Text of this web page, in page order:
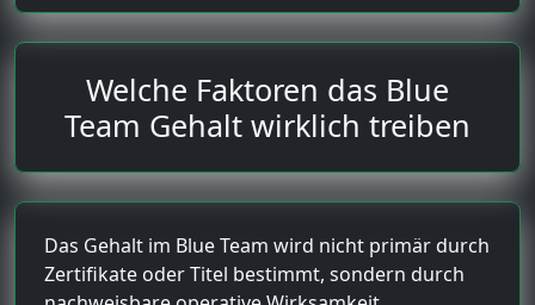
Welche Faktoren das Blue
Team Gehalt wirklich treiben
Das Gehalt im Blue Team wird nicht primär durch
Zertifikate oder Titel bestimmt, sondern durch